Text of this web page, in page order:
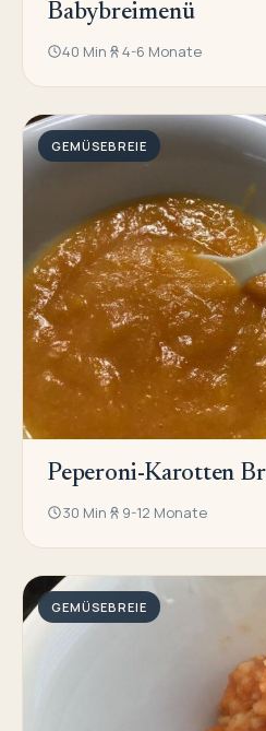
Babybreimenü
40 Min 4-6 Monate
GEMÜSEBREIE
Peperoni-Karotten
30 Min 9-12 Monate
GEMÜSEBREIE